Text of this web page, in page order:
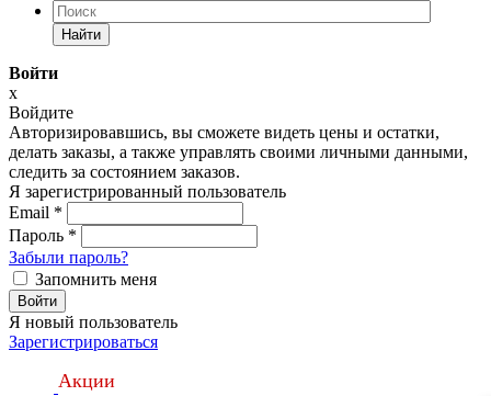
Найти
Войти
x
Войдите
Авторизировавшись, вы сможете видеть цены и остатки,
делать заказы, а также управлять своими личными данными,
следить за состоянием заказов.
Я зарегистрированный пользователь
Email *
Пароль *
Забыли пароль?
Запомнить меня
Войти
Я новый пользователь
Зарегистрироваться
Акции